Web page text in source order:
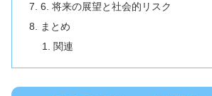
6. 将来の展望と社会的リスク
まとめ
関連